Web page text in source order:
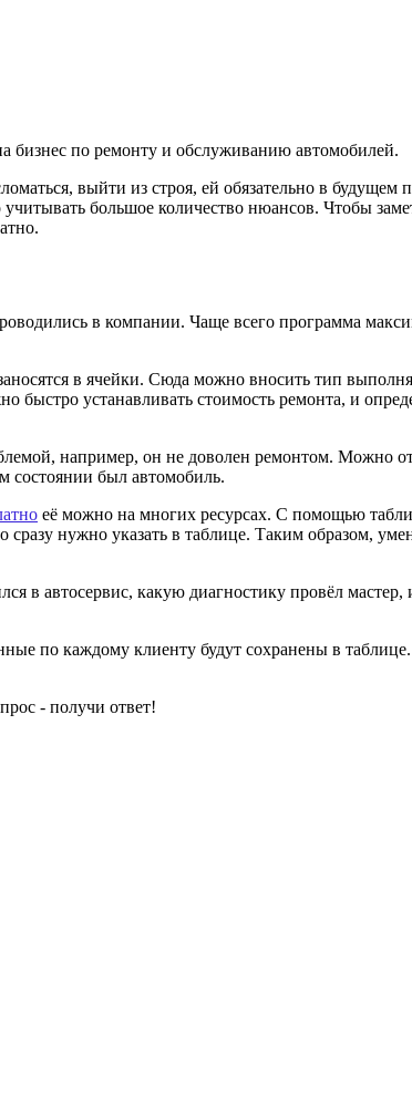
бизнес по ремонту и обслуживанию автомобилей.
выйти из строя, ей обязательно в
большое количество нюансов. Чтобы
в компании. Чаще всего программа
в ячейки. Сюда можно вносить тип
устанавливать стоимость ремонта, и
например, он не доволен ремонтом. Можно
состоянии был автомобиль.
её можно на многих ресурсах. С помощью
нужно указать в таблице. Таким образом,
в автосервис, какую диагностику провёл
по каждому клиенту будут сохранены в
- получи ответ!